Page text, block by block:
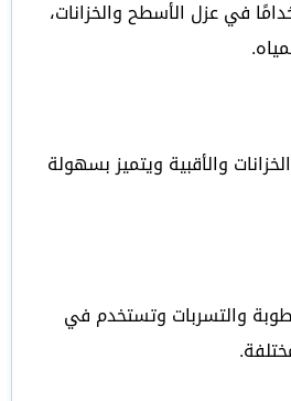
في عزل الأسطح والخزانات،
والأقبية ويتميز بسهولة
والتسربات وتستخدم في